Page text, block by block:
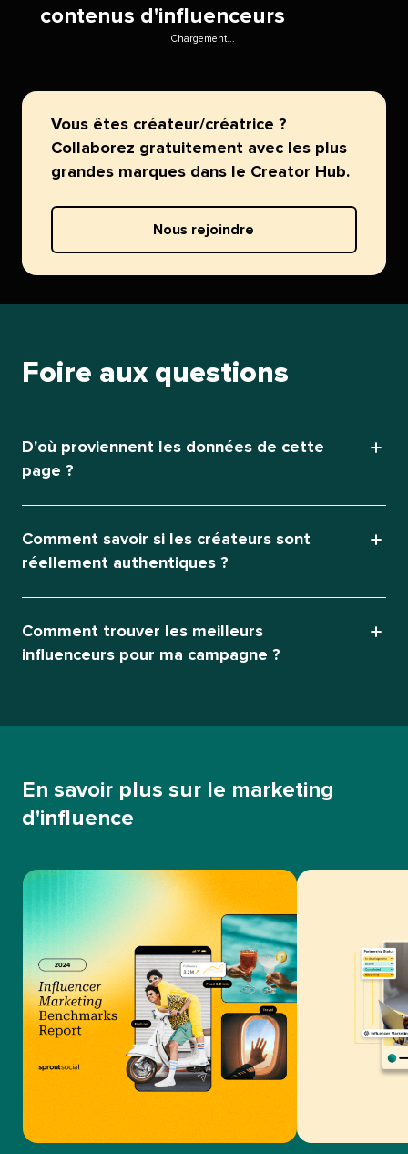
contenus d'influenceurs​​
Chargement...​​
Vous êtes créateur/créatrice ?
Collaborez gratuitement avec les plus
grandes marques dans le Creator Hub.​​
Nous rejoindre​​
Foire aux questions​​
D'où proviennent les données de cette
page ?​​
Comment savoir si les créateurs sont
réellement authentiques ?​​
Comment trouver les meilleurs
influenceurs pour ma campagne ?​​
En savoir plus sur le marketing
d'influence​​